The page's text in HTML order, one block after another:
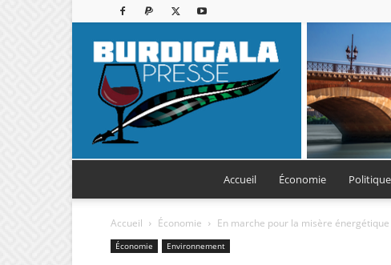
Accueil Économie Politique
Accueil Économie En marche pour la misère énergétique
Économie Environnement